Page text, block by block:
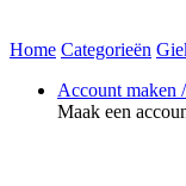
Home Categorieën
Account maken
Maak een